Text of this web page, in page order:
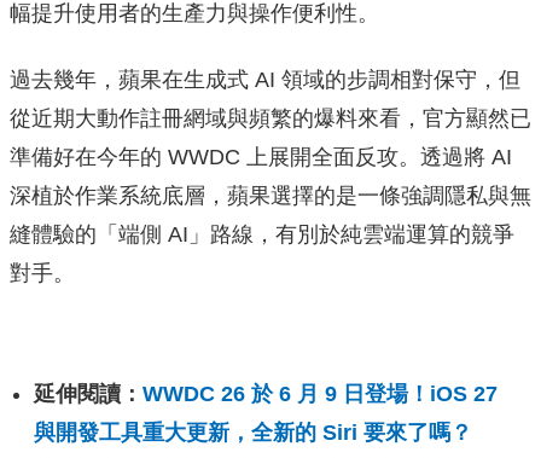
幅提升使用者的生產力與操作便利性。
過去幾年，蘋果在生成式 AI 領域的步調相對保守，但
從近期大動作註冊網域與頻繁的爆料來看，官方顯然已
準備好在今年的 WWDC 上展開全面反攻。透過將 AI
深植於作業系統底層，蘋果選擇的是一條強調隱私與無
縫體驗的「端側 AI」路線，有別於純雲端運算的競爭
對手。
延伸閱讀： WWDC 26 於 6 月 9 日登場！iOS 27
與開發工具重大更新，全新的 Siri 要來了嗎？